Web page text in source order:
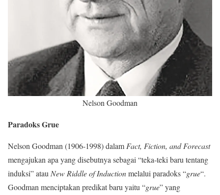
Nelson Goodman
Paradoks Grue
Nelson Goodman (1906-1998) dalamFact, Fiction, and Forecast
mengajukan apa yang disebutnya sebagai “teka-teki baru tentang
induksi” atauNew Riddle of Inductionmelalui paradoks “grue“.
Goodman menciptakan predikat baru yaitu “grue” yang